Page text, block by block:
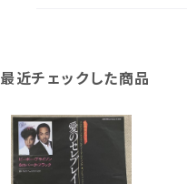
最近チェックした商品